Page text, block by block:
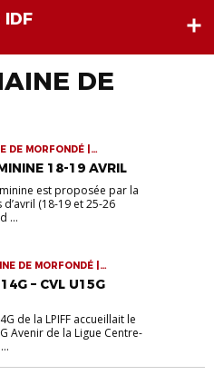
IDF
DE
DE MORFONDÉ |
ARBITRES
18-19 AVRIL
est proposée par la
(18-19 et 25-26
...
DE MORFONDÉ |
– CVL U15G
de la LPIFF accueillait le
Avenir de la Ligue Centre-